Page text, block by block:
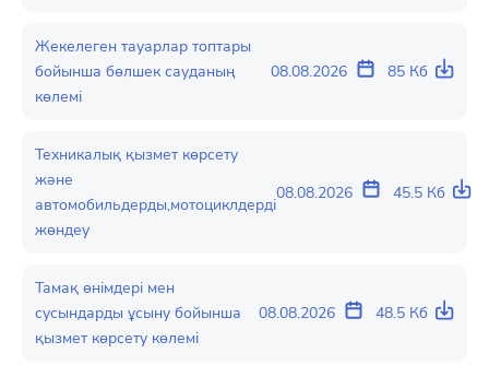
Жекелеген тауарлар топтары
бойынша бөлшек сауданың
көлемі
08.08.2026 85 Кб
Техникалық қызмет көрсету
және
автомобильдерды,мотоциклдерді
жөндеу
08.08.2026 45.5 Кб
Тамақ өнімдері мен
сусындарды ұсыну бойынша
қызмет көрсету көлемі
08.08.2026 48.5 Кб